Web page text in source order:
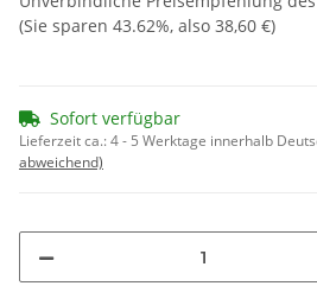
(Sie sparen 43.62%, also 38,60 €)
Sofort verfügbar
Lieferzeit ca.:4 - 5 Werktage innerhalb
abweichend)